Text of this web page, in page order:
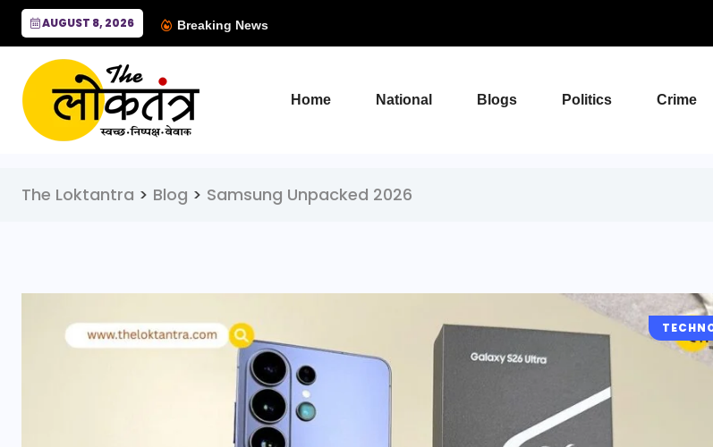
AUGUST 8, 2026 Breaking News
Home National Blogs Politics Crime
The Loktantra > Blog > Samsung Unpacked 2026